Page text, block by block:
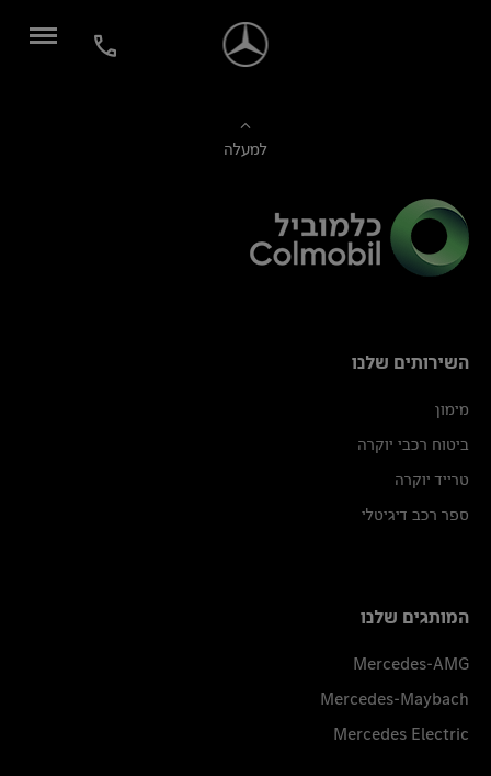
למעלה
השירותים שלנו
מימון
ביטוח רכבי יוקרה
טרייד יוקרה
ספר רכב דיגיטלי
המותגים שלנו
Mercedes-AMG
Mercedes-Maybach
Mercedes Electric